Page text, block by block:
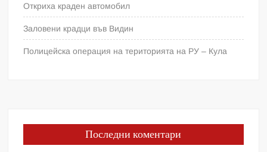
Откриха краден автомобил
Заловени крадци във Видин
Полицейска операция на територията на РУ – Кула
Последни коментари